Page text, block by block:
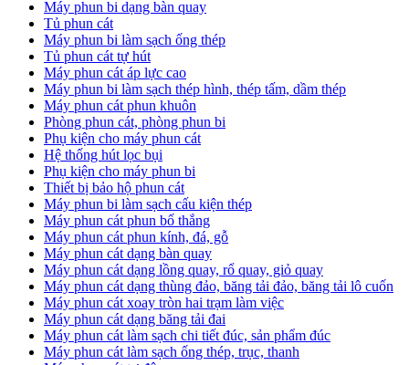
Máy phun bi dạng bàn quay
Tủ phun cát
Máy phun bi làm sạch ống thép
Tủ phun cát tự hút
Máy phun cát áp lực cao
Máy phun bi làm sạch thép hình, thép tấm, dầm thép
Máy phun cát phun khuôn
Phòng phun cát, phòng phun bi
Phụ kiện cho máy phun cát
Hệ thống hút lọc bụi
Phụ kiện cho máy phun bi
Thiết bị bảo hộ phun cát
Máy phun bi làm sạch cấu kiện thép
Máy phun cát phun bố thắng
Máy phun cát phun kính, đá, gỗ
Máy phun cát dạng bàn quay
Máy phun cát dạng lồng quay, rổ quay, giỏ quay
Máy phun cát dạng thùng đảo, băng tải đảo, băng tải lô cuốn
Máy phun cát xoay tròn hai trạm làm việc
Máy phun cát dạng băng tải đai
​Máy phun cát làm sạch chi tiết đúc, sản phẩm đúc
Máy phun cát làm sạch ống thép, trục, thanh